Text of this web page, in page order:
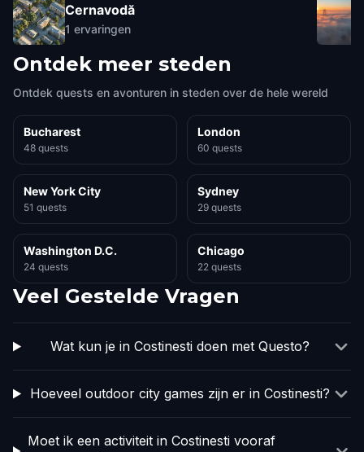
Cernavodă
1 ervaringen
Ontdek meer steden
Ontdek quests en avonturen in steden over de hele wereld
Bucharest
48 quests
London
60 quests
New York City
51 quests
Sydney
29 quests
Washington D.C.
24 quests
Chicago
22 quests
Veel Gestelde Vragen
Wat kun je in Costinesti doen met Questo?
Hoeveel outdoor city games zijn er in Costinesti?
Moet ik een activiteit in Costinesti vooraf